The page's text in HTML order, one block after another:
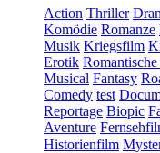
Action Thriller
Komödie Romanze
Musik Kriegsfilm
Erotik
Musical Fantasy
Comedy test
Reportage Biopic
Aventure
Historienfilm